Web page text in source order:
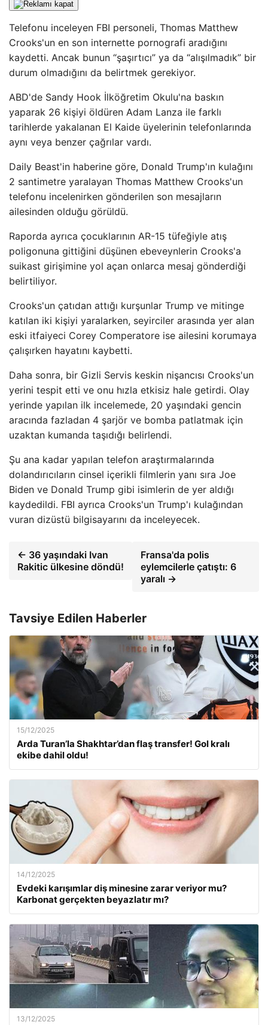
Telefonu inceleyen FBI personeli, Thomas Matthew
Crooks'un en son internette pornografi aradığını
kaydetti. Ancak bunun “şaşırtıcı” ya da “alışılmadık” bir
durum olmadığını da belirtmek gerekiyor.
ABD'de Sandy Hook İlköğretim Okulu'na baskın
yaparak 26 kişiyi öldüren Adam Lanza ile farklı
tarihlerde yakalanan El Kaide üyelerinin telefonlarında
aynı veya benzer çağrılar vardı.
Daily Beast'in haberine göre, Donald Trump'ın kulağını
2 santimetre yaralayan Thomas Matthew Crooks'un
telefonu incelenirken gönderilen son mesajların
ailesinden olduğu görüldü.
Raporda ayrıca çocuklarının AR-15 tüfeğiyle atış
poligonuna gittiğini düşünen ebeveynlerin Crooks'a
suikast girişimine yol açan onlarca mesaj gönderdiği
belirtiliyor.
Crooks'un çatıdan attığı kurşunlar Trump ve mitinge
katılan iki kişiyi yaralarken, seyirciler arasında yer alan
eski itfaiyeci Corey Comperatore ise ailesini korumaya
çalışırken hayatını kaybetti.
Daha sonra, bir Gizli Servis keskin nişancısı Crooks'un
yerini tespit etti ve onu hızla etkisiz hale getirdi. Olay
yerinde yapılan ilk incelemede, 20 yaşındaki gencin
aracında fazladan 4 şarjör ve bomba patlatmak için
uzaktan kumanda taşıdığı belirlendi.
Şu ana kadar yapılan telefon araştırmalarında
dolandırıcıların cinsel içerikli filmlerin yanı sıra Joe
Biden ve Donald Trump gibi isimlerin de yer aldığı
kaydedildi. FBI ayrıca Crooks'un Trump'ı kulağından
vuran dizüstü bilgisayarını da inceleyecek.
← 36 yaşındaki Ivan
Rakitic ülkesine döndü!
Fransa'da polis
eylemcilerle çatıştı: 6
yaralı →
Tavsiye Edilen Haberler
15/12/2025
Arda Turan’la Shakhtar’dan flaş transfer! Gol kralı
ekibe dahil oldu!
14/12/2025
Evdeki karışımlar diş minesine zarar veriyor mu?
Karbonat gerçekten beyazlatır mı?
13/12/2025